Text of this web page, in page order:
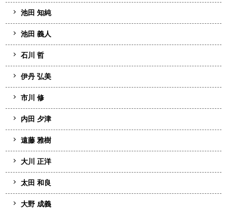
池田 知純
池田 義人
石川 哲
伊丹 弘美
市川 修
内田 夕津
遠藤 雅樹
大川 正洋
太田 和良
大野 成義